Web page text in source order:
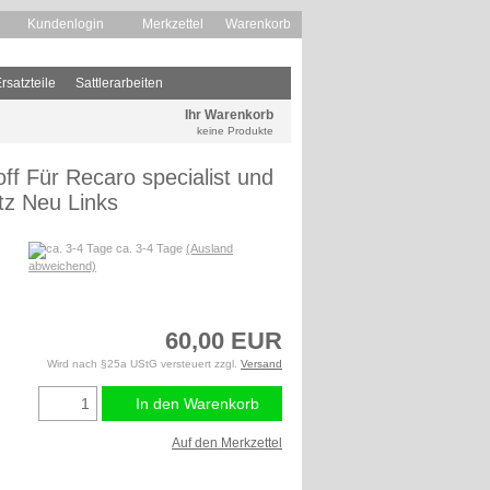
Kundenlogin Merkzettel Warenkorb
Sattlerarbeiten
Ihr Warenkorb
keine Produkte
Für Recaro specialist und
Neu Links
ca. 3-4 Tage (Ausland
abweichend)
60,00 EUR
Wird nach §25a UStG versteuert zzgl. Versand
In den Warenkorb
Auf den Merkzettel